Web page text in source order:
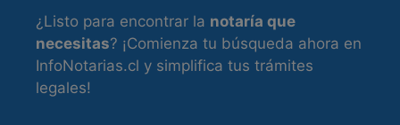
¿Listo para encontrar la notaría que
necesitas? ¡Comienza tu búsqueda ahora en
InfoNotarias.cl y simplifica tus trámites
legales!